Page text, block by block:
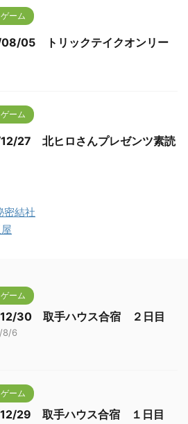
ーム
05 トリックテイクオンリー
ーム
27 北ヒロさんプレゼンツ素読
結社
ーム
30 取手ハウス合宿 ２日目
8/6
ーム
29 取手ハウス合宿 １日目